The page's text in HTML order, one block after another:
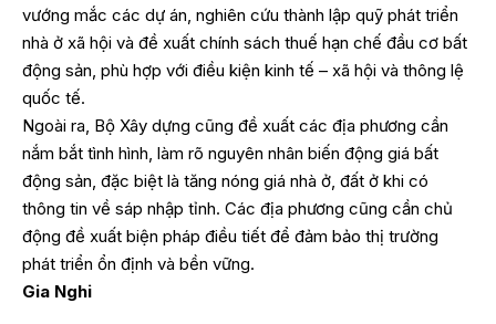
vướng mắc các dự án, nghiên cứu thành lập quỹ phát triển
nhà ở xã hội và đề xuất chính sách thuế hạn chế đầu cơ bất
động sản, phù hợp với điều kiện kinh tế – xã hội và thông lệ
quốc tế.
Ngoài ra, Bộ Xây dựng cũng đề xuất các địa phương cần
nắm bắt tình hình, làm rõ nguyên nhân biến động giá bất
động sản, đặc biệt là tăng nóng giá nhà ở, đất ở khi có
thông tin về sáp nhập tỉnh. Các địa phương cũng cần chủ
động đề xuất biện pháp điều tiết để đảm bảo thị trường
phát triển ổn định và bền vững.
Gia Nghi